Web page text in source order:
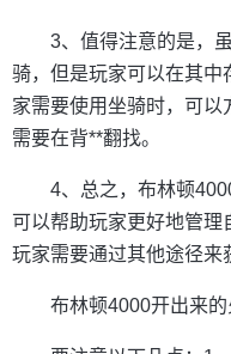
3、值得注意的是，
骑，但是玩家可以在其中
家需要使用坐骑时，可
需要在背**翻找。
4、总之，布林顿
可以帮助玩家更好地管理
玩家需要通过其他途径来
布林顿4000开出来